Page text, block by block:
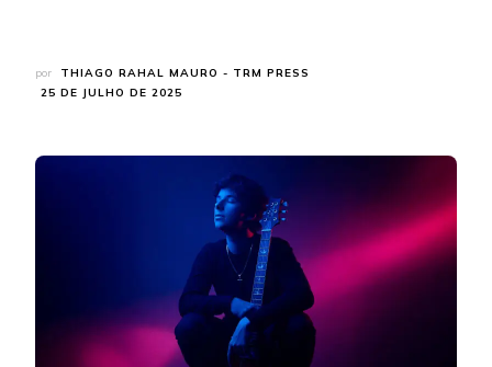
por
THIAGO RAHAL MAURO - TRM PRESS
25 DE JULHO DE 2025